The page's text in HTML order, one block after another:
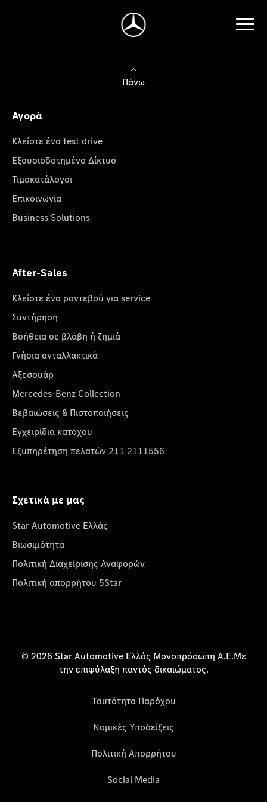
Πάνω
Αγορά
Κλείστε ένα test drive
Εξουσιοδοτημένο Δίκτυο
Τιμοκατάλογοι
Επικοινωνία
Business Solutions
After-Sales
Κλείστε ένα ραντεβού για service
Συντήρηση
Βοήθεια σε βλάβη ή ζημιά
Γνήσια ανταλλακτικά
Αξεσουάρ
Mercedes-Benz Collection
Βεβαιώσεις & Πιστοποιήσεις
Εγχειρίδια κατόχου
Εξυπηρέτηση πελατών 211 2111556
Σχετικά με μας
Star Automotive Ελλάς
Βιωσιμότητα
Πολιτική Διαχείρισης Αναφορών
Πολιτική απορρήτου 5Star
© 2026 Star Automotive Ελλάς Μονοπρόσωπη Α.Ε.Με
την επιφύλαξη παντός δικαιώματος.
Ταυτότητα Παρόχου
Νομικές Υποδείξεις
Πολιτική Απορρήτου
Social Media